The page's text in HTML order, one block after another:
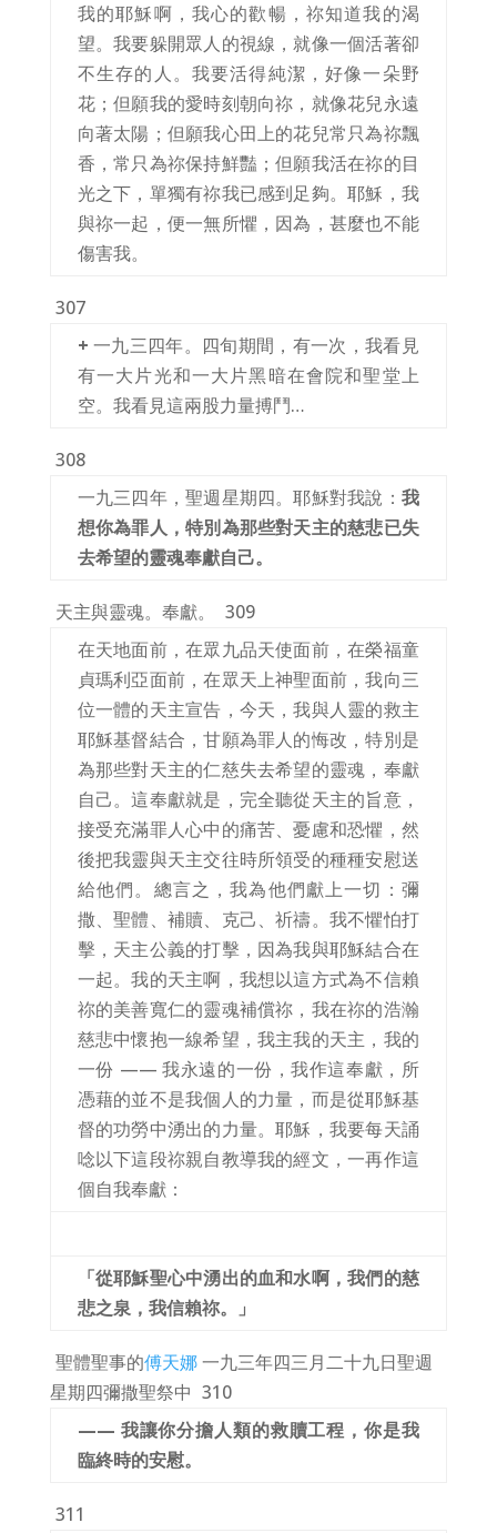
我的耶穌啊，我心的歡暢，祢知道我的渴
望。我要躲開眾人的視線，就像一個活著卻
不生存的人。我要活得純潔，好像一朵野
花；但願我的愛時刻朝向祢，就像花兒永遠
向著太陽；但願我心田上的花兒常只為祢飄
香，常只為祢保持鮮豔；但願我活在祢的目
光之下，單獨有祢我已感到足夠。耶穌，我
與祢一起，便一無所懼，因為，甚麼也不能
傷害我。
307
+ 一九三四年。四旬期間，有一次，我看見
有一大片光和一大片黑暗在會院和聖堂上
空。我看見這兩股力量搏鬥…
308
一九三四年，聖週星期四。耶穌對我說： 我
想你為罪人，特別為那些對天主的慈悲已失
去希望的靈魂奉獻自己。
天主與靈魂。奉獻。
309
在天地面前，在眾九品天使面前，在榮福童
貞瑪利亞面前，在眾天上神聖面前，我向三
位一體的天主宣告，今天，我與人靈的救主
耶穌基督結合，甘願為罪人的悔改，特別是
為那些對天主的仁慈失去希望的靈魂，奉獻
自己。這奉獻就是，完全聽從天主的旨意，
接受充滿罪人心中的痛苦、憂慮和恐懼，然
後把我靈與天主交往時所領受的種種安慰送
給他們。總言之，我為他們獻上一切：彌
撒、聖體、補贖、克己、祈禱。我不懼怕打
擊，天主公義的打擊，因為我與耶穌結合在
一起。我的天主啊，我想以這方式為不信賴
祢的美善寬仁的靈魂補償祢，我在祢的浩瀚
慈悲中懷抱一線希望，我主我的天主，我的
一份 —— 我永遠的一份，我作這奉獻，所
憑藉的並不是我個人的力量，而是從耶穌基
督的功勞中湧出的力量。耶穌，我要每天誦
唸以下這段祢親自教導我的經文，一再作這
個自我奉獻：
「從耶穌聖心中湧出的血和水啊，我們的慈
悲之泉，我信賴祢。」
聖體聖事的傅天娜一九三年四三月二十九日聖週
星期四彌撒聖祭中 310
—— 我讓你分擔人類的救贖工程，你是我
臨終時的安慰。
311